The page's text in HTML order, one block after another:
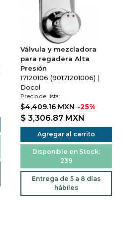
Válvula y mezcladora
para regadera Alta
Presión
17120106 (90171201006) |
Docol
Precio de lista:
$4,409.16 MXN -25%
$ 3,306.87 MXN
Agregar al carrito
Disponible en Stock:
239
Entrega de 5 a 8 días
hábiles